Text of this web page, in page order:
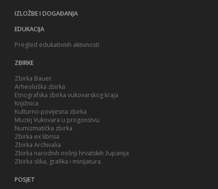
IZLOŽBE I DOGAĐANJA
EDUKACIJA
Pregled edukativnih aktivnosti
ZBIRKE
Zbirka Bauer
Arheološka zbirka
Etnografska zbirka vukovarskog kraja
Knjižnica
Kulturno-povijesna zbirka
Muzej Vukovara u progonstvu
Numizmatička zbirka
Zbirka ex librisa
Zbirka Archivalia
Zbirka narodnih nošnji hrvatskih županija
Zbirka slika, grafika i minijatura
POSJET